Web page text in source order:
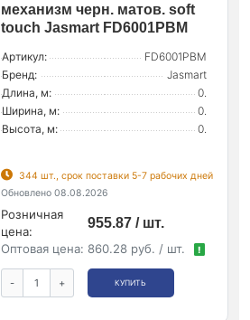
механизм черн. матов. soft
touch Jasmart FD6001PBM
Артикул:
FD6001PBM
Бренд:
Jasmart
Длина, м:
0.
Ширина, м:
0.
Высота, м:
0.
344 шт., срок поставки 5-7 рабочих дней
Обновлено 08.08.2026
Розничная
цена:
955.87 / шт.
Оптовая цена: 860.28 руб. / шт. !
- + КУПИТЬ